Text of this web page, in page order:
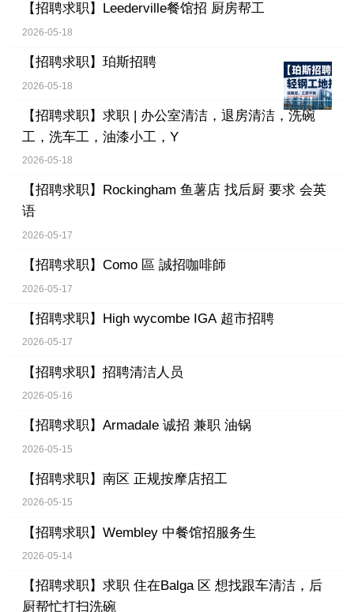
【招聘求职】 Leederville餐馆招 厨房帮工
2026-05-18
【招聘求职】 珀斯招聘
2026-05-18
【招聘求职】 求职 | 办公室清洁，退房清洁，洗碗
工，洗车工，油漆小工，Y
2026-05-18
【招聘求职】
Rockingham 鱼薯店 找后厨 要求 会英
语
2026-05-17
【招聘求职】 Como 區 誠招咖啡師
2026-05-17
【招聘求职】 High wycombe IGA 超市招聘
2026-05-17
【招聘求职】 招聘清洁人员
2026-05-16
【招聘求职】 Armadale 诚招 兼职 油锅
2026-05-15
【招聘求职】 南区 正规按摩店招工
2026-05-15
【招聘求职】 Wembley 中餐馆招服务生
2026-05-14
【招聘求职】 求职 住在Balga 区 想找跟车清洁，后
厨帮忙打扫洗碗